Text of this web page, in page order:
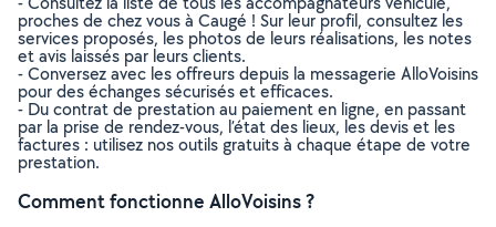
proches de chez vous à Caugé ! Sur leur profil, consultez les
services proposés, les photos de leurs réalisations, les notes
et avis laissés par leurs clients.
- Conversez avec les offreurs depuis la messagerie AlloVoisins
pour des échanges sécurisés et efficaces.
- Du contrat de prestation au paiement en ligne, en passant
par la prise de rendez-vous, l’état des lieux, les devis et les
factures : utilisez nos outils gratuits à chaque étape de votre
prestation.
Comment fonctionne AlloVoisins ?